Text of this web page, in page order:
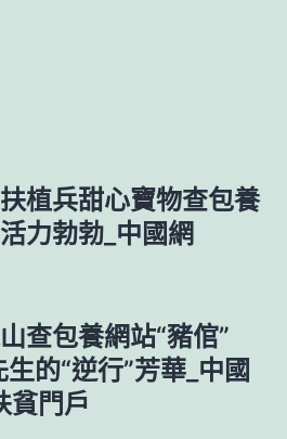
植兵甜心寶物查包養
力勃勃_中國網
查包養網站“豬倌”
的“逆行”芳華_中國
貧門戶